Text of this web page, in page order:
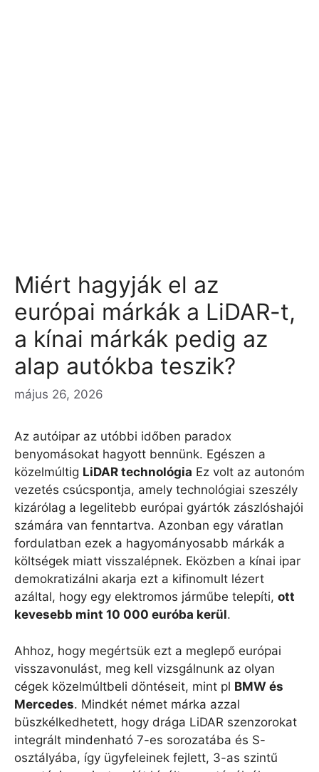
Miért hagyják el az
európai márkák a LiDAR-t,
a kínai márkák pedig az
alap autókba teszik?
május 26, 2026
Az autóipar az utóbbi időben paradox
benyomásokat hagyott bennünk. Egészen a
közelmúltig LiDAR technológia Ez volt az autonóm
vezetés csúcspontja, amely technológiai szeszély
kizárólag a legelitebb európai gyártók zászlóshajói
számára van fenntartva. Azonban egy váratlan
fordulatban ezek a hagyományosabb márkák a
költségek miatt visszalépnek. Eközben a kínai ipar
demokratizálni akarja ezt a kifinomult lézert
azáltal, hogy egy elektromos járműbe telepíti, ott
kevesebb mint 10 000 euróba kerül.
Ahhoz, hogy megértsük ezt a meglepő európai
visszavonulást, meg kell vizsgálnunk az olyan
cégek közelmúltbeli döntéseit, mint pl BMW és
Mercedes. Mindkét német márka azzal
büszkélkedhetett, hogy drága LiDAR szenzorokat
integrált mindenható 7-es sorozatába és S-
osztályába, így ügyfeleinek fejlett, 3-as szintű